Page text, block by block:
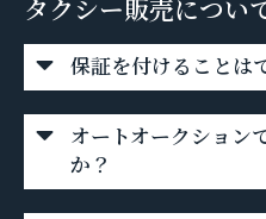
タクシー販売につい
保証を付けることは
オートオークション
か？